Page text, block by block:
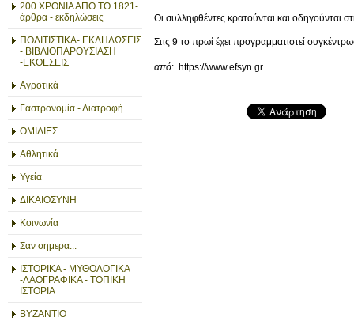
200 ΧΡΟΝΙΑ ΑΠΟ ΤΟ 1821-
άρθρα - εκδηλώσεις
ΠΟΛΙΤΙΣΤΙΚΑ- ΕΚΔΗΛΩΣΕΙΣ
- ΒΙΒΛΙΟΠΑΡΟΥΣΙΑΣΗ
-ΕΚΘΕΣΕΙΣ
Αγροτικά
Γαστρονομία - Διατροφή
ΟΜΙΛΙΕΣ
Αθλητικά
Υγεία
ΔΙΚΑΙΟΣΥΝΗ
Κοινωνία
Σαν σημερα...
ΙΣΤΟΡΙΚΑ - ΜΥΘΟΛΟΓΙΚΑ
-ΛΑΟΓΡΑΦΙΚΑ - ΤΟΠΙΚΗ
ΙΣΤΟΡΙΑ
ΒΥΖΑΝΤΙΟ
Οι συλληφθέντες κρατούνται και οδηγούνται
Στις 9 το πρωί έχει προγραμματιστεί
από: https://www.efsyn.gr